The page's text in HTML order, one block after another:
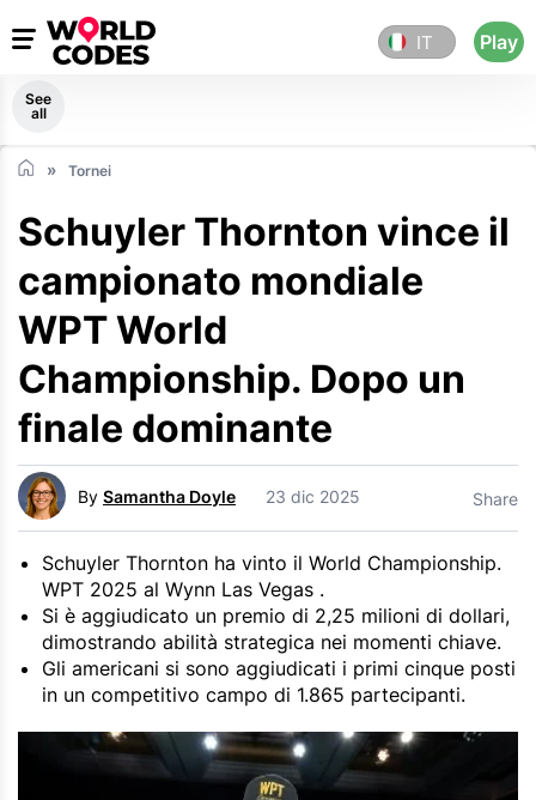
IT Play
See
all
Tornei
Schuyler Thornton vince il
campionato mondiale
WPT World
Championship. Dopo un
finale dominante
By Samantha Doyle 23 dic 2025 Share
Schuyler Thornton ha vinto il World Championship.
WPT 2025 al Wynn Las Vegas .
Si è aggiudicato un premio di 2,25 milioni di dollari,
dimostrando abilità strategica nei momenti chiave.
Gli americani si sono aggiudicati i primi cinque posti
in un competitivo campo di 1.865 partecipanti.